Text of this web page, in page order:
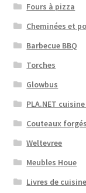
Fours à pizza
Cheminées et
Barbecue BBQ
Torches
Glowbus
PLA.NET
Couteaux forgés
Weltevree
Meubles Houe
Livres de cuisine